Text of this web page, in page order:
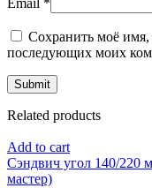
Email *
Сохранить моё имя,
последующих моих
Related products
Add to cart
Сэндвич угол 140/220
мастер)